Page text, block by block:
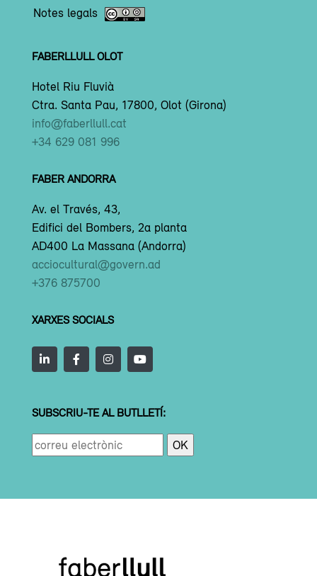
Notes legals
FABERLLULL OLOT
Hotel Riu Fluvià
Ctra. Santa Pau, 17800, Olot (Girona)
info@faberllull.cat
+34 629 081 996
FABER ANDORRA
Av. el Través, 43,
Edifici del Bombers, 2a planta
AD400 La Massana (Andorra)
acciocultural@govern.ad
+376 875700
XARXES SOCIALS
SUBSCRIU-TE AL BUTLLETÍ: